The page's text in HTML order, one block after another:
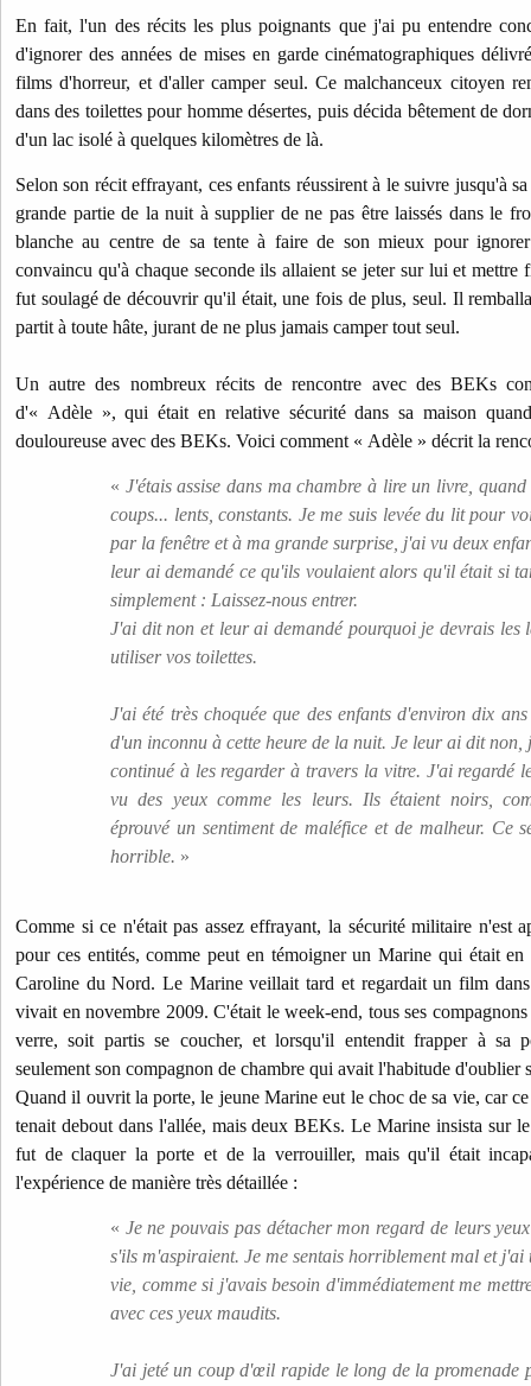
En fait, l'un des récits les plus poignants que j'ai pu entendre
d'ignorer des années de mises en garde cinématographiques
films d'horreur, et d'aller camper seul. Ce malchanceux citoyen
dans des toilettes pour homme désertes, puis décida bêtement de
d'un lac isolé à quelques kilomètres de là.
Selon son récit effrayant, ces enfants réussirent à le suivre jusqu'à
grande partie de la nuit à supplier de ne pas être laissés dans le
blanche au centre de sa tente à faire de son mieux pour
convaincu qu'à chaque seconde ils allaient se jeter sur lui et
fut soulagé de découvrir qu'il était, une fois de plus, seul. Il
partit à toute hâte, jurant de ne plus jamais camper tout seul.
Un autre des nombreux récits de rencontre avec des BEKs
d'« Adèle », qui était en relative sécurité dans sa maison
douloureuse avec des BEKs. Voici comment « Adèle » décrit la
« J'étais assise dans ma chambre à lire un livre,
coups... lents, constants. Je me suis levée du lit pour
par la fenêtre et à ma grande surprise, j'ai vu deux
leur ai demandé ce qu'ils voulaient alors qu'il était si
simplement : Laissez-nous entrer.
J'ai dit non et leur ai demandé pourquoi je devrais les
utiliser vos toilettes.
J'ai été très choquée que des enfants d'environ dix
d'un inconnu à cette heure de la nuit. Je leur ai dit
continué à les regarder à travers la vitre. J'ai regardé
vu des yeux comme les leurs. Ils étaient noirs,
éprouvé un sentiment de maléfice et de malheur. Ce
horrible. »
Comme si ce n'était pas assez effrayant, la sécurité militaire n'est
pour ces entités, comme peut en témoigner un Marine qui était
Caroline du Nord. Le Marine veillait tard et regardait un film
vivait en novembre 2009. C'était le week-end, tous ses
verre, soit partis se coucher, et lorsqu'il entendit frapper à sa
seulement son compagnon de chambre qui avait l'habitude d'oublier
Quand il ouvrit la porte, le jeune Marine eut le choc de sa vie, car
tenait debout dans l'allée, mais deux BEKs. Le Marine insista sur
fut de claquer la porte et de la verrouiller, mais qu'il était
l'expérience de manière très détaillée :
« Je ne pouvais pas détacher mon regard de leurs
s'ils m'aspiraient. Je me sentais horriblement mal et
vie, comme si j'avais besoin d'immédiatement me
avec ces yeux maudits.
J'ai jeté un coup d'œil rapide le long de la promenade